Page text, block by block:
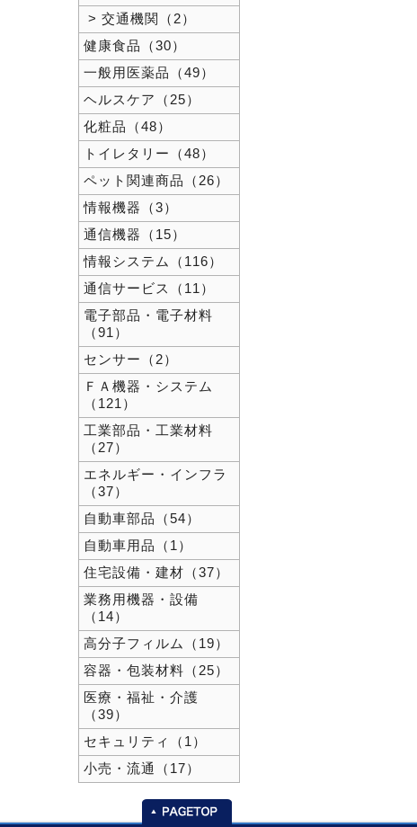
> 交通機関（2）
健康食品（30）
一般用医薬品（49）
ヘルスケア（25）
化粧品（48）
トイレタリー（48）
ペット関連商品（26）
情報機器（3）
通信機器（15）
情報システム（116）
通信サービス（11）
電子部品・電子材料
（91）
センサー（2）
ＦＡ機器・システム
（121）
工業部品・工業材料
（27）
エネルギー・インフラ
（37）
自動車部品（54）
自動車用品（1）
住宅設備・建材（37）
業務用機器・設備
（14）
高分子フィルム（19）
容器・包装材料（25）
医療・福祉・介護
（39）
セキュリティ（1）
小売・流通（17）